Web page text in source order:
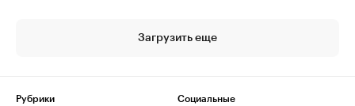
Загрузить еще
Рубрики
Социальные